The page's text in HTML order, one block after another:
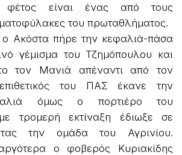
φέτος είναι ένας από τους
του πρωταθλήματος.
Ακόστα πήρε την κεφαλιά-πάσα
γέμισμα του Τζημόπουλου και
τον Μανιά απέναντι από τον
του ΠΑΣ έκανε την
όμως ο πορτιέρο του
τρομερή εκτίναξη έδιωξε σε
την ομάδα του Αγρινίου.
ο φοβερός Κυριακίδης